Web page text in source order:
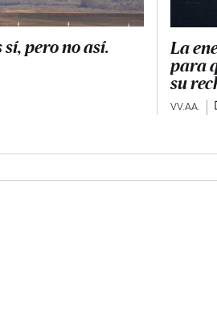
pero no así.
La
para
su
VV.AA.